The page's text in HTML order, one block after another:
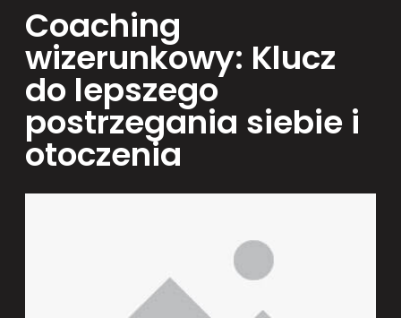
h
Coaching
wizerunkowy: Klucz
do lepszego
postrzegania siebie i
otoczenia